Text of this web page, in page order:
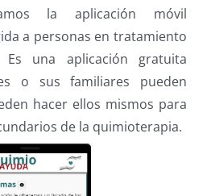
la aplicación móvil
a personas en tratamiento
Es una aplicación gratuita
o sus familiares pueden
hacer ellos mismos para
de la quimioterapia.